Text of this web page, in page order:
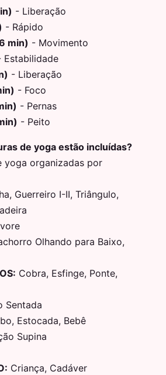
- Liberação
- Rápido
min) - Movimento
Estabilidade
- Liberação
- Foco
- Pernas
- Peito
de yoga estão incluídas?
yoga organizadas por
Guerreiro I-II, Triângulo,
Olhando para Baixo,
: Cobra, Esfinge, Ponte,
Sentada
Estocada, Bebê
Supina
: Criança, Cadáver